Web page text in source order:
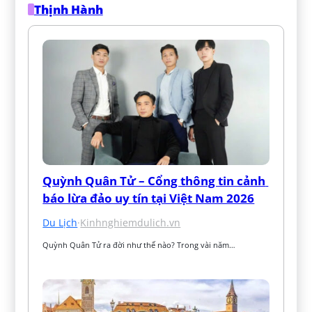
Thịnh Hành
Quỳnh Quân Tử – Cổng thông tin cảnh
báo lừa đảo uy tín tại Việt Nam 2026
Du Lịch·Kinhnghiemdulich.vn
Quỳnh Quân Tử ra đời như thế nào? Trong vài năm…